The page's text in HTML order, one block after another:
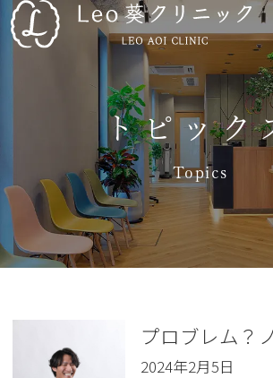
トピック
Topics
2024年2月5日